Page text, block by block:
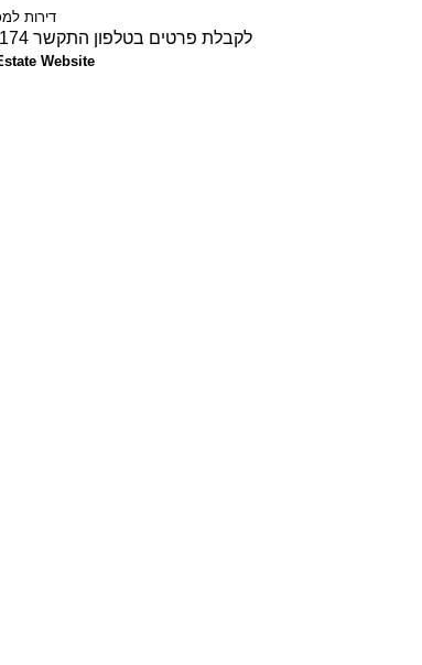
דירות
לקבלת פרטים בטלפון התקשר 0523-621174 כל הזכויות שמורות לאחוזת הארץ
Website